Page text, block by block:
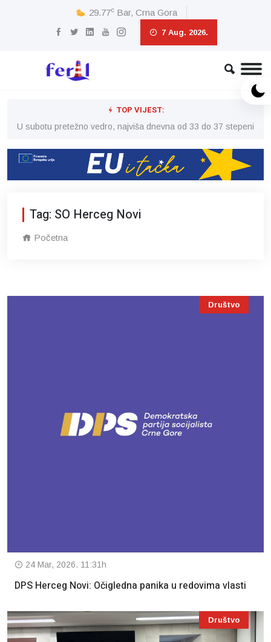
29.77c Bar, Crna Gora
7 Aug. 2026.
TOP VIJEST:
U subotu pretežno vedro, najviša dnevna od 33 do 37 stepeni
Tag: SO Herceg Novi
Početna
Društvo
24 Mar, 2026. 11:31h
DPS Herceg Novi: Očigledna panika u redovima vlasti
Društvo